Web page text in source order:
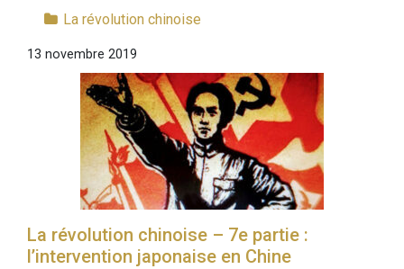
La révolution chinoise
13 novembre 2019
La révolution chinoise – 7e partie :
l’intervention japonaise en Chine